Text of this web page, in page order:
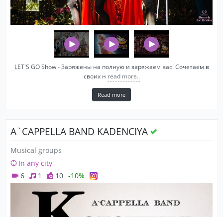
LET'S GO Show - Заряжены на полную и заряжаем вас! Сочетаем в
своих н read more..
Read more
A`CAPPELLA BAND KADENCIYA
Musical groups
In any city
6
1 10 -10%